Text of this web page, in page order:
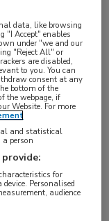
data, like browsing
"I Accept" enables
under "we and our
"Reject All" or
are disabled,
to you. You can
consent at any
bottom of the
the webpage, if
Website. For more
and statistical
person
for
Personalised
audience